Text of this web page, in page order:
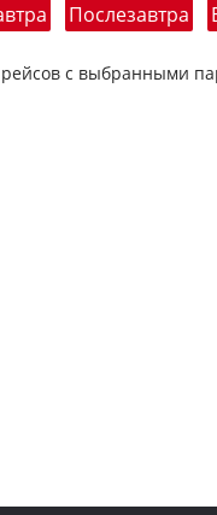
Послезавтра
рейсов с выбранными